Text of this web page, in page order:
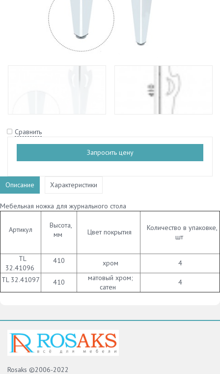
Сравнить
Запросить цену
Описание Характеристики
Мебельная ножка для журнального стола
Артикул
Высота,
мм
Цвет покрытия
Количество в упаковке,
шт
TL
32.41096
410 хром
4
TL 32.41097
410
матовый хром;
сатен
4
Rosaks ©2006-2022